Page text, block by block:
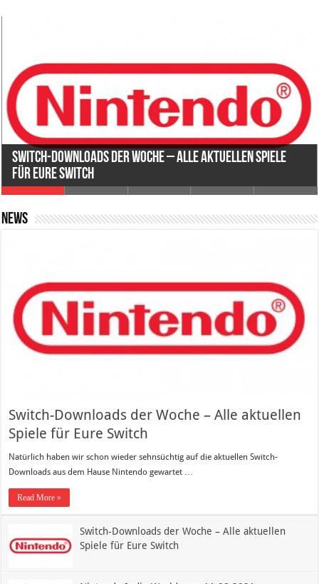
Switch-Downloads der Woche – Alle aktuellen Spiele
für Eure Switch
News
Switch-Downloads der Woche – Alle aktuellen
Spiele für Eure Switch
Natürlich haben wir schon wieder sehnsüchtig auf die aktuellen Switch-
Downloads aus dem Hause Nintendo gewartet …
Read More »
Switch-Downloads der Woche – Alle aktuellen
Spiele für Eure Switch